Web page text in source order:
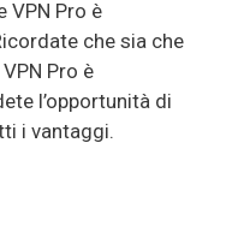
VPN Pro è
che sia che
Pro è
l’opportunità di
i vantaggi.